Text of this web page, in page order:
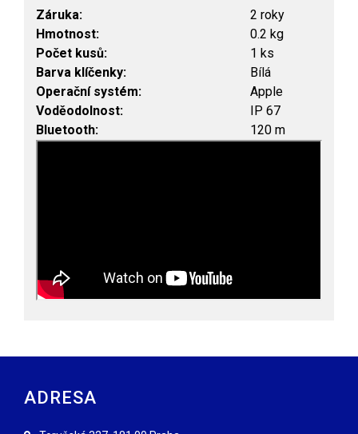
Záruka:
2 roky
Hmotnost:
0.2 kg
Počet kusů:
1 ks
Barva klíčenky:
Bílá
Operační systém:
Apple
Voděodolnost:
IP 67
Bluetooth: 120 m
ADRESA